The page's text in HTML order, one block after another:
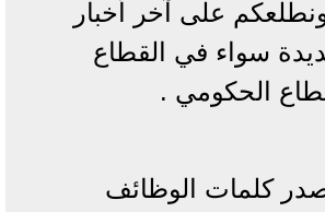
على آخر أخبار
سواء في القطاع
الحكومي .
كلمات الوظائف